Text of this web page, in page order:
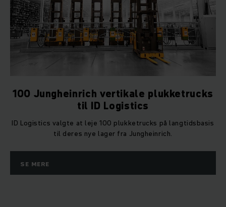
100 Jungheinrich vertikale plukketrucks
til ID Logistics
ID Logistics valgte at leje 100 plukketrucks på langtidsbasis
til deres nye lager fra Jungheinrich.
SE MERE